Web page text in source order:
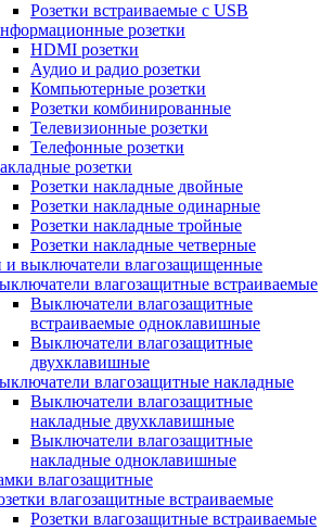
Розетки встраиваемые с USB
розетки
HDMI розетки
Аудио и радио розетки
Компьютерные розетки
Розетки комбинированные
Телевизионные розетки
Телефонные розетки
розетки
Розетки накладные двойные
Розетки накладные одинарные
Розетки накладные тройные
Розетки накладные четверные
и выключатели влагозащищенные
влагозащитные встраиваемые
Выключатели влагозащитные
встраиваемые одноклавишные
Выключатели влагозащитные
двухклавишные
влагозащитные накладные
Выключатели влагозащитные
накладные двухклавишные
Выключатели влагозащитные
накладные одноклавишные
влагозащитные
влагозащитные встраиваемые
Розетки влагозащитные встраиваемые